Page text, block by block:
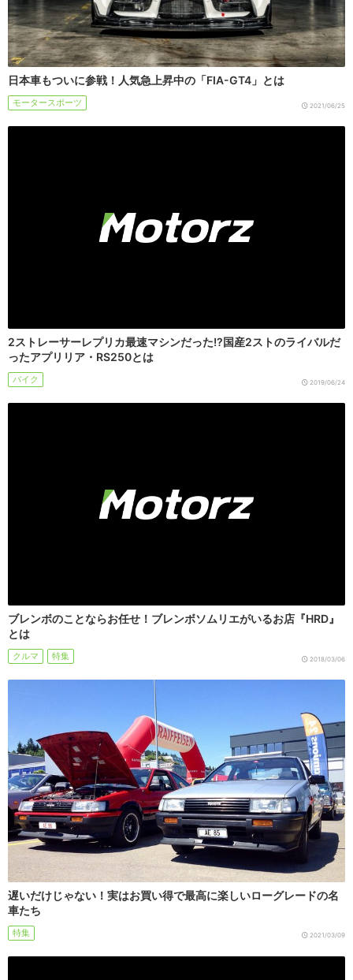
日本車もついに参戦！人気急上昇中の「FIA-GT4」とは
モータースポーツ 2021/06/25
2ストレーサーレプリカ最速マシンだった!?国産2ストのライバルだ
ったアプリリア・RS250とは
バイク 2019/06/24
ブレンボのことならお任せ！ブレンボソムリエがいるお店『HRD』
とは
クルマ 特集 2018/03/06
遅いだけじゃない！実はお買い得で最高に楽しいローグレードの名
車たち
特集 2021/03/09